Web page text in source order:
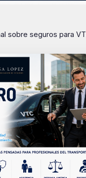
sobre seguros para